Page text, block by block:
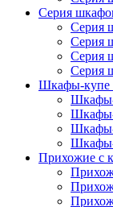
Серия
Серия
Серия
Серия
Серия
Шкафы-купе
Шкафы-
Шкафы-
Шкафы-
Шкафы-
Прихожие с